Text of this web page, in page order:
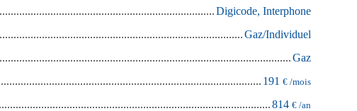
Digicode, Interphone
Gaz/Individuel
Gaz
191 € /mois
814 € /an